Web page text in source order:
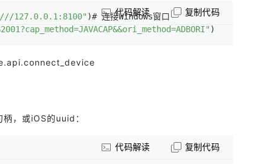
127.0.0.1:8100" )# 连接Windows窗口
)
代码解读 复制代码
，或iOS的uuid：
代码解读 复制代码